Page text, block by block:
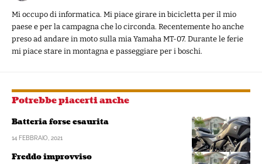
Mi occupo di informatica. Mi piace girare in bicicletta per il mio
paese e per la campagna che lo circonda. Recentemente ho anche
preso ad andare in moto sulla mia Yamaha MT-07. Durante le ferie
mi piace stare in montagna e passeggiare per i boschi.
Potrebbe piacerti anche
Batteria forse esaurita
14 FEBBRAIO, 2021
Freddo improvviso